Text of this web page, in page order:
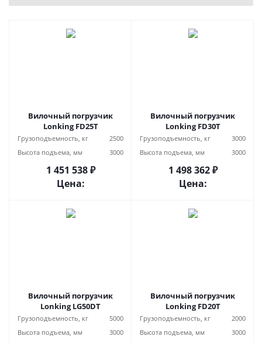
Вилочный погрузчик
Lonking FD25T
Грузоподъемность, кг
2500
Высота подъема, мм
3000
1 451 538 ₽
Цена:
Вилочный погрузчик
Lonking FD30T
Грузоподъемность, кг
3000
Высота подъема, мм
3000
1 498 362 ₽
Цена:
Вилочный погрузчик
Lonking LG50DT
Грузоподъемность, кг
5000
Высота подъема, мм
3000
Вилочный погрузчик
Lonking FD20T
Грузоподъемность, кг
2000
Высота подъема, мм
3000